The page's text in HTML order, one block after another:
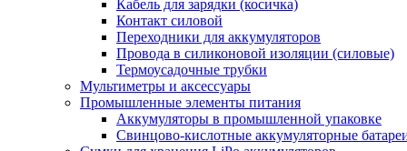
Кабель для зарядки (косичка)
Контакт силовой
Переходники для аккумуляторов
Провода в силиконовой изоляции (силовые)
Термоусадочные трубки
Мультиметры и аксессуары
Промышленные элементы питания
Аккумуляторы в промышленной упаковке
Свинцово-кислотные аккумуляторные